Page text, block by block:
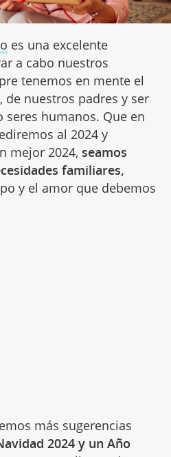
es una excelente
a cabo nuestros
tenemos en mente el
nuestros padres y ser
humanos. Que en
al 2024 y
mejor 2024, seamos
familiares,
y el amor que debemos
más sugerencias
2024 y un Año